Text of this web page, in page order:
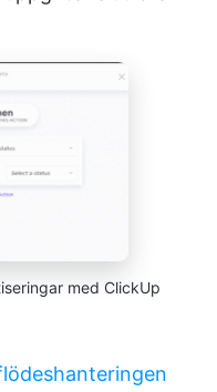
med ClickUp